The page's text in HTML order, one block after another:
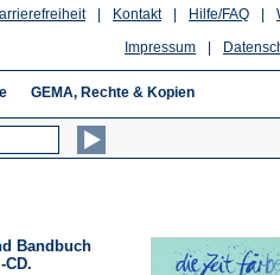
Hilfe/FAQ
Kontakt
Impressum
GEMA, Rechte & Kopien
Bandbuch